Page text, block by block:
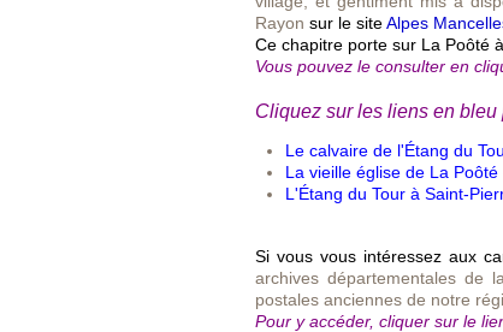
Rayon sur le siteAlpes
Ce chapitre porte sur La Poôté
Vous pouvez le consulter en
Cliquez sur les liens en
Le calvaire de l'Étang du
La vieille église de La
L'Étang du Tour à Saint-
Si vous vous intéressez aux
archives départementales de
postales anciennes de notre
Pour y accéder, cliquer sur le